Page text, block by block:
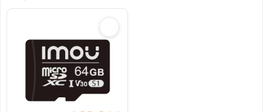
MICROFON INCLUS
Puteti supraveghea atat video, dar si audio zona
acoperita de aceasta camera, fiind dotata cu un
microfon incorporat, ajutand la identificarea unor
zgomote suspecte, fara a fi nevoie sa va deplasati in
locatia respectiva, eliminand astfel un pericol destul de